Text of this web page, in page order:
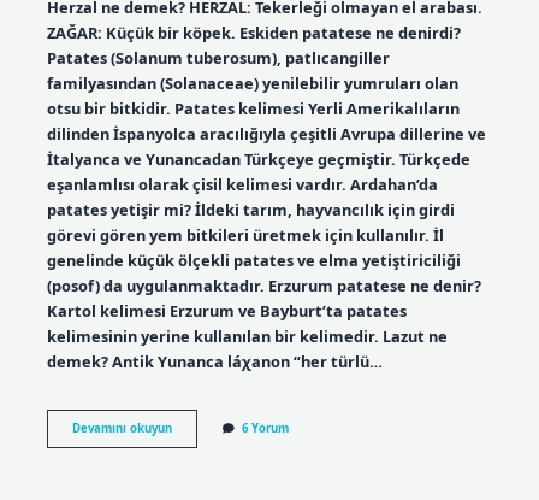
Herzal ne demek? HERZAL: Tekerleği olmayan el arabası.
ZAĞAR: Küçük bir köpek. Eskiden patatese ne denirdi?
Patates (Solanum tuberosum), patlıcangiller
familyasından (Solanaceae) yenilebilir yumruları olan
otsu bir bitkidir. Patates kelimesi Yerli Amerikalıların
dilinden İspanyolca aracılığıyla çeşitli Avrupa dillerine ve
İtalyanca ve Yunancadan Türkçeye geçmiştir. Türkçede
eşanlamlısı olarak çisil kelimesi vardır. Ardahan’da
patates yetişir mi? İldeki tarım, hayvancılık için girdi
görevi gören yem bitkileri üretmek için kullanılır. İl
genelinde küçük ölçekli patates ve elma yetiştiriciliği
(posof) da uygulanmaktadır. Erzurum patatese ne denir?
Kartol kelimesi Erzurum ve Bayburt’ta patates
kelimesinin yerine kullanılan bir kelimedir. Lazut ne
demek? Antik Yunanca láχanon “her türlü…
Devamını okuyunArdahanda
Patatese
6 Yorum